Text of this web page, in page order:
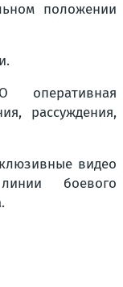
положении
оперативная
рассуждения,
видео
боевого